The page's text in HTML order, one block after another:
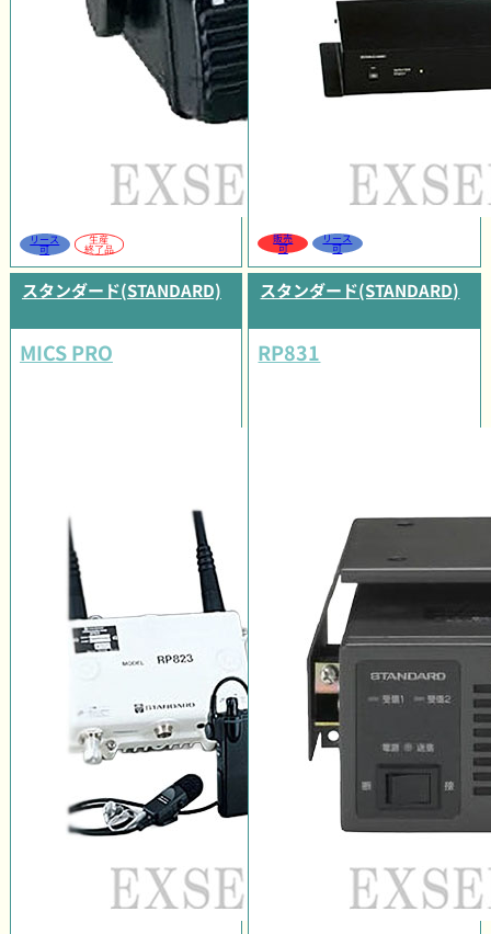
リース
可
生産
終了品
販売
可
リース
可
スタンダード(STANDARD)
MICS PRO
スタンダード(STANDARD)
RP831